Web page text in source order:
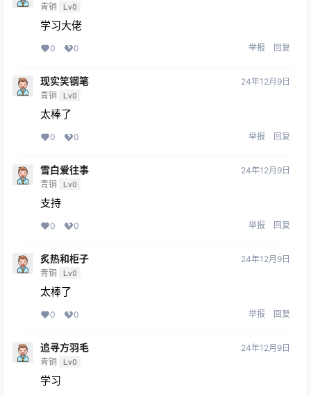
青铜 Lv0
学习大佬
0 0 举报 回复
现实笑钢笔
青铜 Lv0
24年12月9日
太棒了
0 0 举报 回复
雪白爱往事
青铜 Lv0
24年12月9日
支持
0 0 举报 回复
炙热和柜子
青铜 Lv0
24年12月9日
太棒了
0 0 举报 回复
追寻方羽毛
青铜 Lv0
24年12月9日
学习